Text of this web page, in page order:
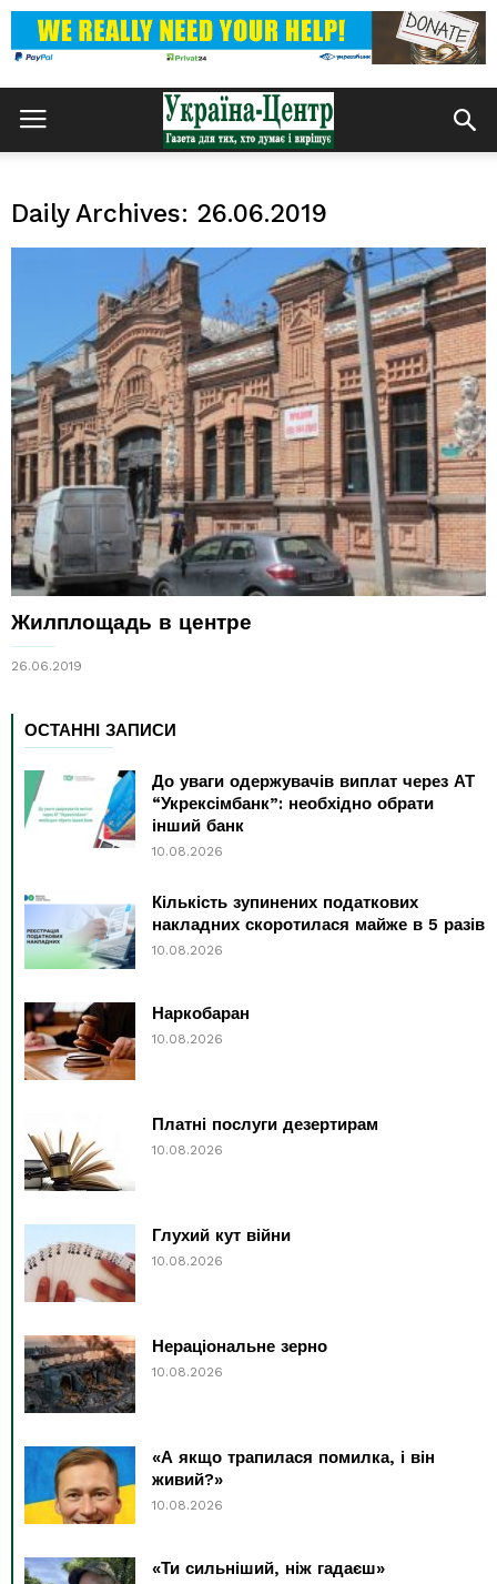
Daily Archives: 26.06.2019
Жилплощадь в центре
26.06.2019
ОСТАННІ ЗАПИСИ
До уваги одержувачів виплат через АТ
“Укрексімбанк”: необхідно обрати
інший банк
10.08.2026
Кількість зупинених податкових
накладних скоротилася майже в 5 разів
10.08.2026
Наркобаран
10.08.2026
Платні послуги дезертирам
10.08.2026
Глухий кут війни
10.08.2026
Нераціональне зерно
10.08.2026
«А якщо трапилася помилка, і він
живий?»
10.08.2026
«Ти сильніший, ніж гадаєш»